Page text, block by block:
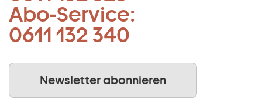
Abo-Service:
0611 132 340
Newsletter abonnieren